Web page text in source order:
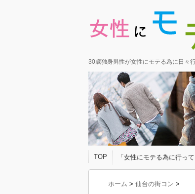
30歳独身男性が女性にモテる為に日々
TOP 「女性にモテる為に行っ
ホーム > 仙台の街コン >